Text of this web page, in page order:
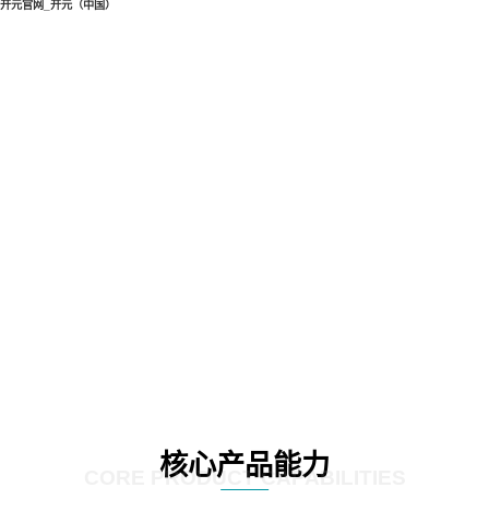
开元官网_开元（中国）
核心产品能力
CORE PRODUCT CAPABILITIES